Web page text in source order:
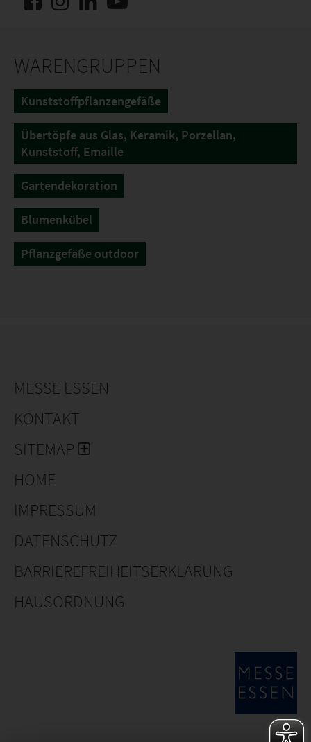
WARENGRUPPEN
Kunststoffpflanzengefäße
Übertöpfe aus Glas, Keramik, Porzellan,
Kunststoff, Emaille
Gartendekoration
Blumenkübel
Pflanzgefäße outdoor
MESSE ESSEN
KONTAKT
SITEMAP
HOME
IMPRESSUM
DATENSCHUTZ
BARRIEREFREIHEITSERKLÄRUNG
HAUSORDNUNG